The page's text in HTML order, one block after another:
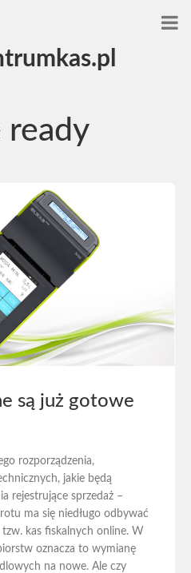
ready
są już gotowe
rozporządzenia,
jakie będą
rejestrujące sprzedaż –
ma się niedługo odbywać
kas fiskalnych online. W
oznacza to wymianę
na nowe. Ale czy